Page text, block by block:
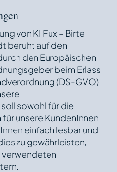
von KI Fux – Birte
beruht auf den
den Europäischen
beim Erlass
(DS-GVO)
sowohl für die
unsere KundenInnen
einfach lesbar und
zu gewährleisten,
verwendeten